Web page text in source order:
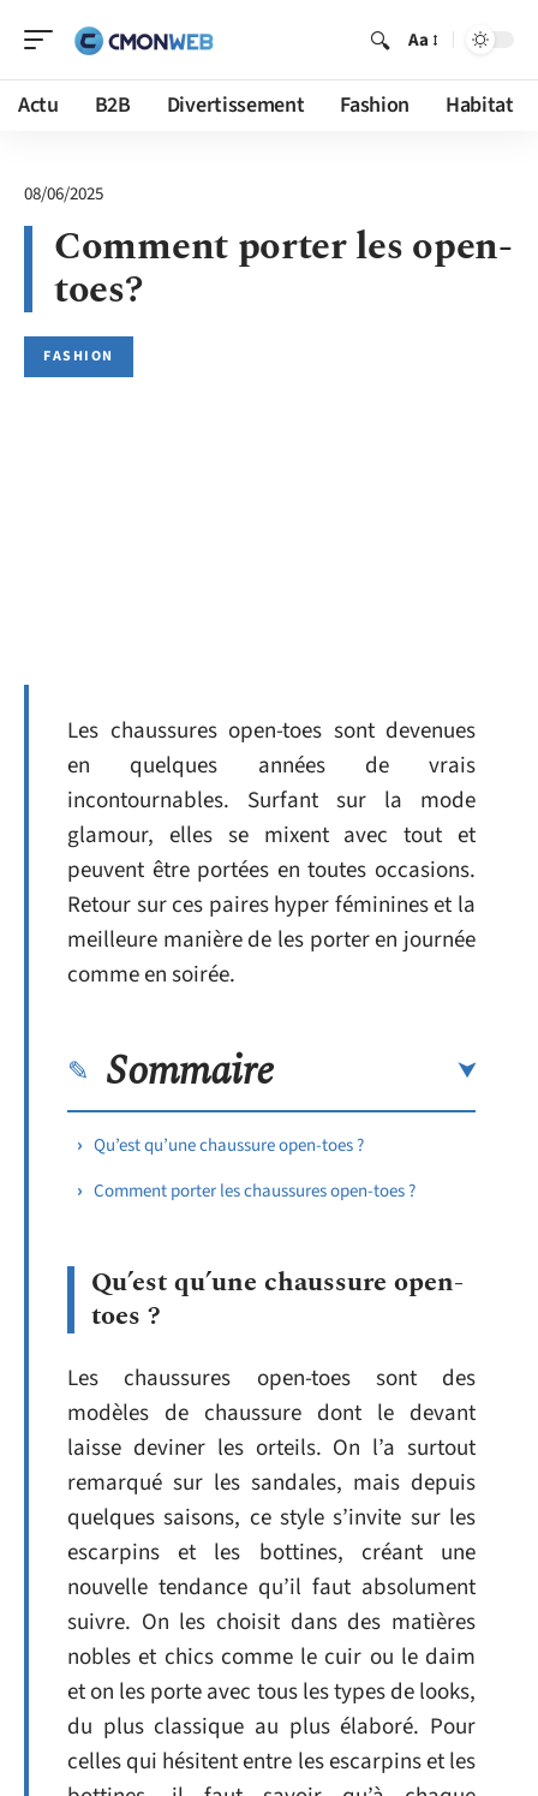
Aa
Actu B2B Divertissement Fashion Habitat
08/06/2025
Comment porter les open-
toes?
FASHION
Les chaussures open-toes sont devenues
en quelques années de vrais
incontournables. Surfant sur la mode
glamour, elles se mixent avec tout et
peuvent être portées en toutes occasions.
Retour sur ces paires hyper féminines et la
meilleure manière de les porter en journée
comme en soirée.
Sommaire
Qu’est qu’une chaussure open-toes ?
Comment porter les chaussures open-toes ?
Qu’est qu’une chaussure open-
toes ?
Les chaussures open-toes sont des
modèles de chaussure dont le devant
laisse deviner les orteils. On l’a surtout
remarqué sur les sandales, mais depuis
quelques saisons, ce style s’invite sur les
escarpins et les bottines, créant une
nouvelle tendance qu’il faut absolument
suivre. On les choisit dans des matières
nobles et chics comme le cuir ou le daim
et on les porte avec tous les types de looks,
du plus classique au plus élaboré. Pour
celles qui hésitent entre les escarpins et les